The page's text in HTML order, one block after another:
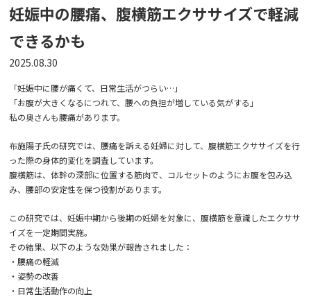
妊娠中の腰痛、腹横筋エクササイズで軽減
できるかも
2025.08.30
「妊娠中に腰が痛くて、日常生活がつらい…」
「お腹が大きくなるにつれて、 腰への負担が増している気がする」
私の奥さんも腰痛があります。
布施陽子氏の研究では、腰痛を訴える妊婦に対して、腹横筋エクササイズを行
った際の身体的変化を調査しています。
腹横筋は、体幹の深部に位置する筋肉で、コルセットのようにお腹を包み込
み、腰部の安定性を保つ役割があります。
この研究では、妊娠中期から後期の妊婦を対象に、腹横筋を意識したエクササ
イズを一定期間実施。
その結果、以下のような効果が報告されました：
・腰痛の軽減
・姿勢の改善
・日常生活動作の向上